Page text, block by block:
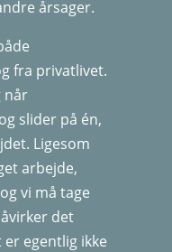
årsager.
fra privatlivet.
når
slider på én,
Ligesom
arbejde,
vi må tage
det
egentlig ikke